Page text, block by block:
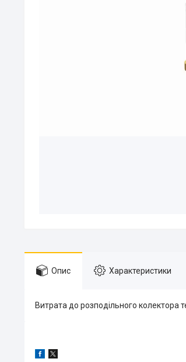
Опис Характеристики
Витрата до розподільного колектора